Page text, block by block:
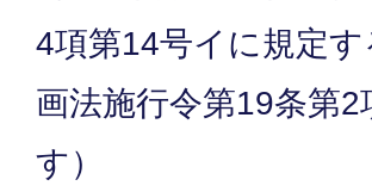
4項第14号イに規定
画法施行令第19条第
す）